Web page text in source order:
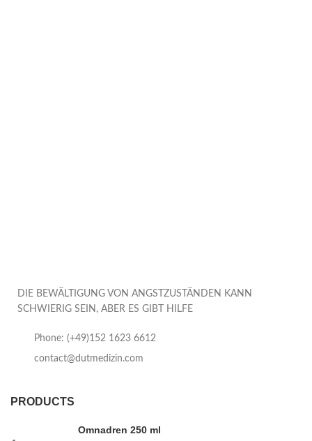
DIE BEWÄLTIGUNG VON ANGSTZUSTÄNDEN KANN
SCHWIERIG SEIN, ABER ES GIBT HILFE
Phone: (+49)152 1623 6612
contact@dutmedizin.com
PRODUCTS
Omnadren 250 ml